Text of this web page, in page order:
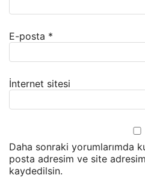
E-posta *
İnternet sitesi
Daha sonraki yorumlarımda
posta adresim ve site
kaydedilsin.